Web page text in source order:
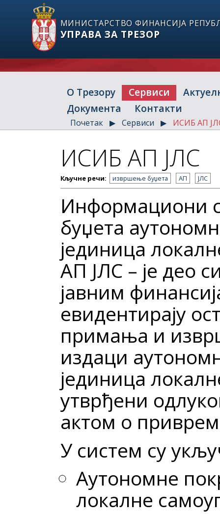
МИНИСТАРСТВО ФИНАНСИЈА
УПРАВА ЗА ТРЕЗОР
О Трезору Сервиси
Документа
Контакти
Почетак Сервиси ИСИБ АП
ИСИБ АП ЈЛС
Кључне речи: извршење буџета АП ЈЛС
Информациони
буџета
јединица
АП ЈЛС – је део
јавним
евидентирају
примања и
издаци
јединица
утврђени
актом о
У систем су
Аутономне
локалне